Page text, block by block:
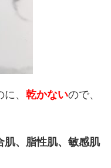
、 乾かないので、
肌、脂性肌、敏感肌